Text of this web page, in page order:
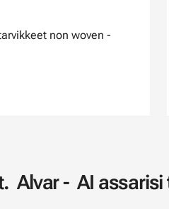
non woven -
Alvar - AI assarisi